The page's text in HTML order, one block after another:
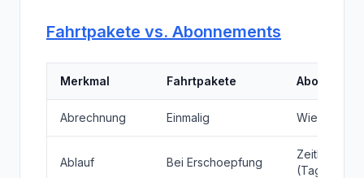
Fahrtpakete vs. Abonnements
Merkmal Fahrtpakete
Abrechnung Einmalig
Ablauf Bei Erschoepfung
Zeitbasiert
(Tage)